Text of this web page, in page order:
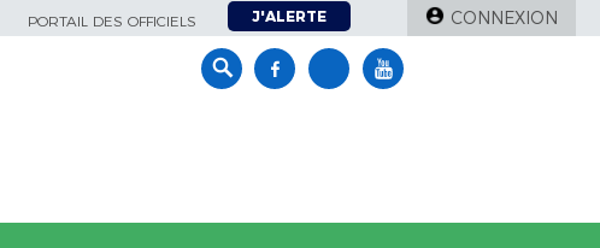
PORTAIL DES OFFICIELS J'ALERTE CONNEXION